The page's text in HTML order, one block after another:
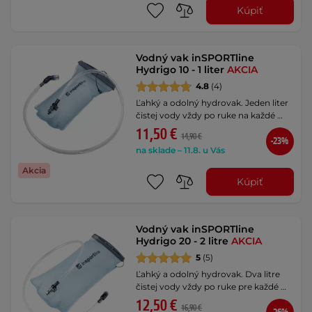
Kúpiť
Akcia
Vodný vak inSPORTline
Hydrigo 10 - 1 literAKCIA
4.8 (4)
Ľahký a odolný hydrovak. Jeden liter
čistej vody vždy po ruke na každé …
11,50 € 14,90 €
na sklade – 11.8. u Vás
-23%
Kúpiť
Vodný vak inSPORTline
Hydrigo 20 - 2 litreAKCIA
5 (5)
Ľahký a odolný hydrovak. Dva litre
čistej vody vždy po ruke pre každé …
12,50 € 16,90 €